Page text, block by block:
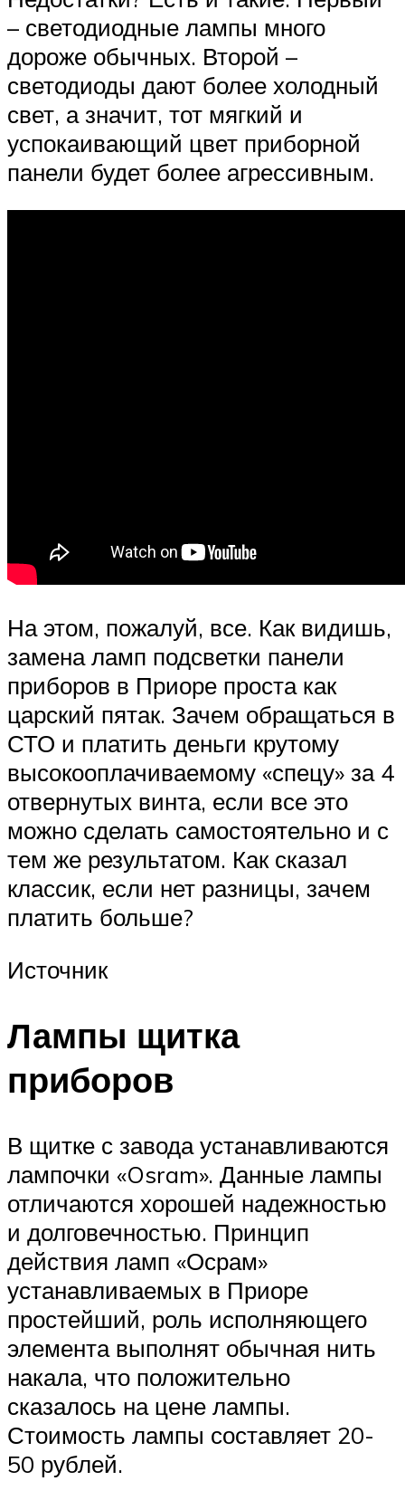
– светодиодные лампы много
дороже обычных. Второй –
светодиоды дают более холодный
свет, а значит, тот мягкий и
успокаивающий цвет приборной
панели будет более агрессивным.
На этом, пожалуй, все. Как видишь,
замена ламп подсветки панели
приборов в Приоре проста как
царский пятак. Зачем обращаться в
СТО и платить деньги крутому
высокооплачиваемому «спецу» за 4
отвернутых винта, если все это
можно сделать самостоятельно и с
тем же результатом. Как сказал
классик, если нет разницы, зачем
платить больше?
Источник
Лампы щитка
приборов
В щитке с завода устанавливаются
лампочки «Osram». Данные лампы
отличаются хорошей надежностью
и долговечностью. Принцип
действия ламп «Осрам»
устанавливаемых в Приоре
простейший, роль исполняющего
элемента выполнят обычная нить
накала, что положительно
сказалось на цене лампы.
Стоимость лампы составляет 20-
50 рублей.